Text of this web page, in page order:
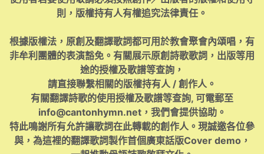
則，版權持有人有權追究法律責任。
根據版權法，原創及翻譯歌詞都可用於教會聚會內頌唱，有
非牟利團體的表演豁免。有關展示原創詩歌歌詞，出版等用
途的授權及歌譜等查詢，
請直接聯繫相關的版權持有人 / 創作人。
有關翻譯詩歌的使用授權及歌譜等查詢, 可電郵至
info@cantonhymn.net，我們會提供協助。
特此鳴謝所有允許讓歌詞在此轉載的創作人。現誠邀各位參
與，為這裡的翻譯歌詞製作首個廣東話版Cover demo，